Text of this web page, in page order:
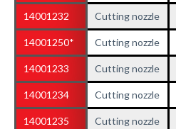
14001232 Cutting nozzle
14001250* Cutting nozzle
14001233 Cutting nozzle
14001234 Cutting nozzle
14001235 Cutting nozzle